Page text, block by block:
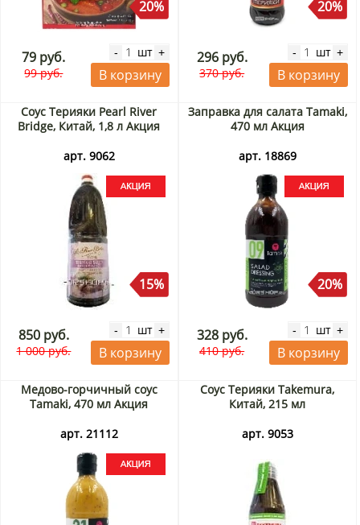
20%
79 руб.
99 руб.
- шт +
В корзину
20%
296 руб.
370 руб.
- шт +
В корзину
Соус Терияки Pearl River
Bridge, Китай, 1,8 л Акция
арт. 9062
15%
850 руб.
1 000 руб.
- шт +
В корзину
Заправка для салата Tamaki,
470 мл Акция
арт. 18869
20%
328 руб.
410 руб.
- шт +
В корзину
Медово-горчичный соус
Tamaki, 470 мл Акция
арт. 21112
Соус Терияки Takemura,
Китай, 215 мл
арт. 9053